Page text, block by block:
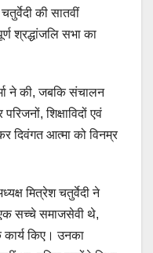
की सातवीं
श्रद्धांजलि सभा का
ने की, जबकि संचालन
शिक्षाविदों एवं
दिवंगत आत्मा को विनम्र
मित्रेश चतुर्वेदी ने
एक सच्चे समाजसेवी थे,
कार्य किए। उनका